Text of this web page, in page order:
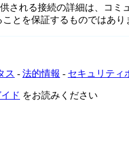
される接続の詳細は、コ
とを保証するものではあり
ス - 法的情報 - セキュリティ
ド をお読みください